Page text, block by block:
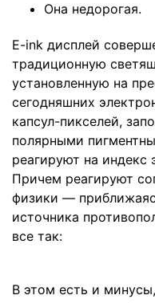
Она недорогая.
E-ink дисплей
традиционную
установленную на
сегодняшних
капсул-пикселей,
полярными
реагируют на индекс
Причем реагируют
физики —
источника
все так:
В этом есть и